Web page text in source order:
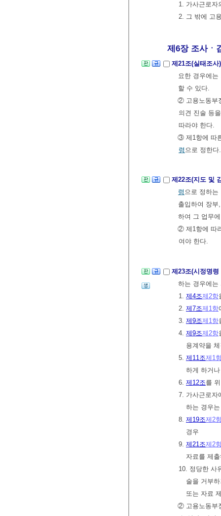
1. 가사근로자
2. 그 밖에 고
제6장 조사ㆍ
제21조(실태조
요한 경우에
할 수 있다.
② 고용노동부
의견 진술 등
따라야 한다.
③ 제1항에 따
령 으로 정한다.
제22조(지도 및
령 으로 정하는
출입하여 장
하여 그 업무
② 제1항에 따
여야 한다.
제23조(시정명
하는 경우에는
1. 제4조제2항
2. 제7조제1항
3. 제9조제1항
4. 제9조제2항
용계약을
5. 제11조제1
하게 하거
6. 제12조를
7. 가사근로자
하는 경우
8. 제19조제2
경우
9. 제21조제2
자료를 제
10. 정당한 사
술을 거부
또는 자료
② 고용노동부